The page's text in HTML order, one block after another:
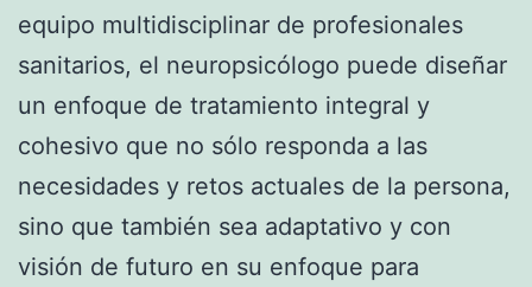
equipo multidisciplinar de profesionales
sanitarios, el neuropsicólogo puede diseñar
un enfoque de tratamiento integral y
cohesivo que no sólo responda a las
necesidades y retos actuales de la persona,
sino que también sea adaptativo y con
visión de futuro en su enfoque para